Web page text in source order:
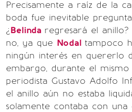
Precisamente a raíz de la
boda fue inevitable
¿Belinda regresará el
no, ya que Nodal tampoco
ningún interés en quererlo
embargo, durante el mismo
periodista Gustavo Adolfo
el anillo aún no estaba
solamente contaba con